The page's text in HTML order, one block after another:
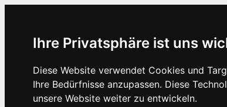
Ihre Privatsphäre ist uns
Diese Website verwendet Cookies und
Ihre Bedürfnisse anzupassen. Diese
unsere Website weiter zu entwickeln.